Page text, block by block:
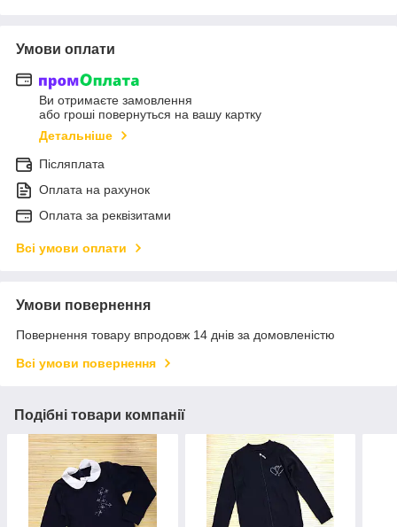
Умови оплати
Ви отримаєте замовлення
або гроші повернуться на вашу картку
Детальніше
Післяплата
Оплата на рахунок
Оплата за реквізитами
Всі умови оплати
Умови повернення
Повернення товару впродовж 14 днів за домовленістю
Всі умови повернення
Подібні товари компанії